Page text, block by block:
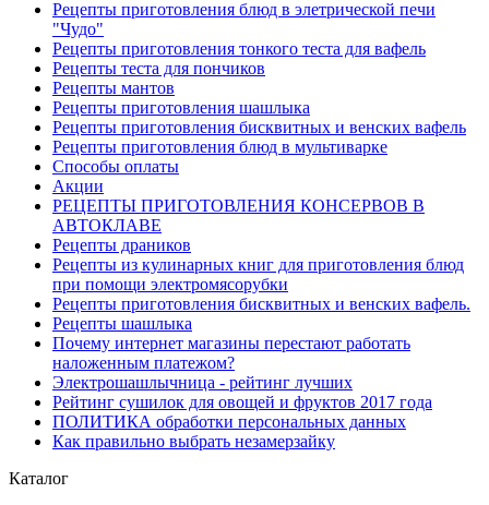
Рецепты приготовления блюд в элетрической печи
"Чудо"
Рецепты приготовления тонкого теста для вафель
Рецепты теста для пончиков
Рецепты мантов
Рецепты приготовления шашлыка
Рецепты приготовления бисквитных и венских вафель
Рецепты приготовления блюд в мультиварке
Способы оплаты
Акции
РЕЦЕПТЫ ПРИГОТОВЛЕНИЯ КОНСЕРВОВ В
АВТОКЛАВЕ
Рецепты драников
Рецепты из кулинарных книг для приготовления блюд
при помощи электромясорубки
Рецепты приготовления бисквитных и венских вафель.
Рецепты шашлыка
Почему интернет магазины перестают работать
наложенным платежом?
Электрошашлычница - рейтинг лучших
Рейтинг сушилок для овощей и фруктов 2017 года
ПОЛИТИКА обработки персональных данных
Как правильно выбрать незамерзайку
Каталог